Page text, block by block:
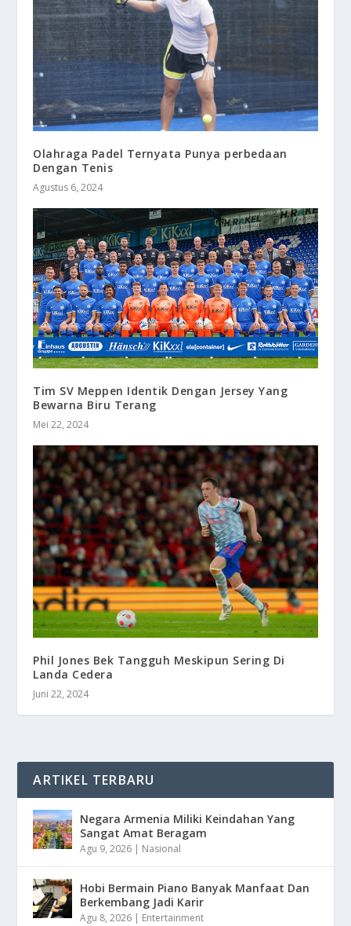
Olahraga Padel Ternyata Punya perbedaan
Dengan Tenis
Agustus 6, 2024
Tim SV Meppen Identik Dengan Jersey Yang
Bewarna Biru Terang
Mei 22, 2024
Phil Jones Bek Tangguh Meskipun Sering Di
Landa Cedera
Juni 22, 2024
ARTIKEL TERBARU
Negara Armenia Miliki Keindahan Yang
Sangat Amat Beragam
Agu 9, 2026 Nasional
Hobi Bermain Piano Banyak Manfaat Dan
Berkembang Jadi Karir
Agu 8, 2026 Entertainment